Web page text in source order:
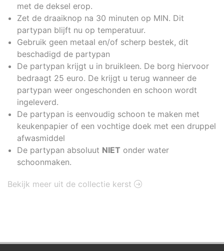
met de deksel erop.
Zet de draaiknop na 30 minuten op MIN. Dit
partypan blijft nu op temperatuur.
Gebruik geen metaal en/of scherp bestek, dit
beschadigd de partypan
De partypan krijgt u in bruikleen. De borg hiervoor
bedraagt 25 euro. De krijgt u terug wanneer de
partypan weer ongeschonden en schoon wordt
ingeleverd.
De partypan is eenvoudig schoon te maken met
keukenpapier of een vochtige doek met een druppel
afwasmiddel
De partypan absoluut NIET onder water
schoonmaken.
Bekijk meer uit de collectie kerst